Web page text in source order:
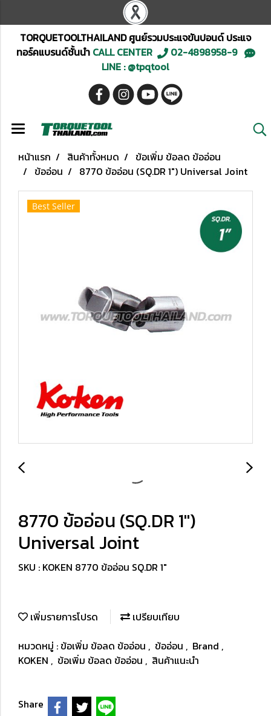
TORQUETOOLTHAILAND ศูนย์รวมประแจขันปอนด์ ประแจ
ทอร์คแบรนด์ชั้นนำCALL CENTER
02-4898958-9
LINE : @tpqtool
หน้าแรก สินค้าทั้งหมด
ข้อเพิ่ม ข้อลด ข้ออ่อน
ข้ออ่อน
8770 ข้ออ่อน (SQ.DR 1") Universal Joint
Best Seller
8770 ข้ออ่อน (SQ.DR 1")
Universal Joint
SKU : KOKEN 8770 ข้ออ่อน SQ.DR 1"
เพิ่มรายการโปรด
เปรียบเทียบ
หมวดหมู่ :ข้อเพิ่ม ข้อลด ข้ออ่อน , ข้ออ่อน , Brand ,
KOKEN , ข้อเพิ่ม ข้อลด ข้ออ่อน , สินค้าแนะนำ
Share